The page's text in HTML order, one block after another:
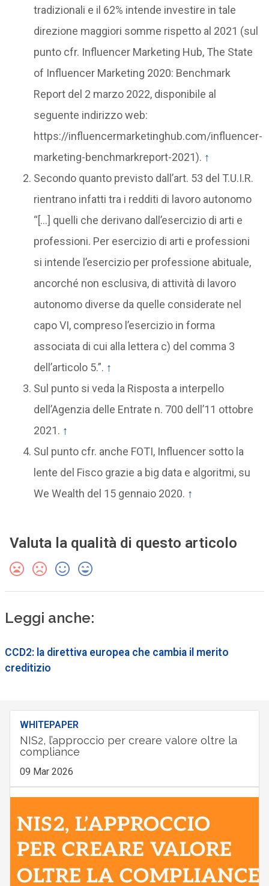
tradizionali e il 62% intende investire in tale
direzione maggiori somme rispetto al 2021 (sul
punto cfr. Influencer Marketing Hub, The State
of Influencer Marketing 2020: Benchmark
Report del 2 marzo 2022, disponibile al
seguente indirizzo web:
https://influencermarketinghub.com/influencer-
marketing-benchmarkreport-2021). ↑
Secondo quanto previsto dall’art. 53 del T.U.I.R.
rientrano infatti tra i redditi di lavoro autonomo
“[…] quelli che derivano dall’esercizio di arti e
professioni. Per esercizio di arti e professioni
si intende l’esercizio per professione abituale,
ancorché non esclusiva, di attività di lavoro
autonomo diverse da quelle considerate nel
capo VI, compreso l’esercizio in forma
associata di cui alla lettera c) del comma 3
dell’articolo 5.”. ↑
Sul punto si veda la Risposta a interpello
dell’Agenzia delle Entrate n. 700 dell’11 ottobre
2021. ↑
Sul punto cfr. anche FOTI, Influencer sotto la
lente del Fisco grazie a big data e algoritmi, su
We Wealth del 15 gennaio 2020. ↑
Valuta la qualità di questo articolo
Leggi anche:
CCD2: la direttiva europea che cambia il merito
creditizio
WHITEPAPER
NIS2, l’approccio per creare valore oltre la
compliance
09 Mar 2026